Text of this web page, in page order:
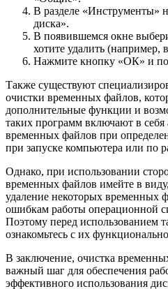
В разделе «Инструменты»
диска».
В появившемся окне
хотите удалить
Нажмите кнопку «ОК» и
Также существуют
очистки временных файлов,
дополнительные функции и
таких программ включают в
временных файлов при
при запуске компьютера или по
Однако, при использовании
временных файлов имейте в
удаление некоторых временных
ошибкам работы операционной
Поэтому перед использованием
ознакомьтесь с их
В заключение, очистка
важный шаг для обеспечения
эффективного использования